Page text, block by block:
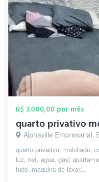
R$ 3.000,00 por mês
quarto privativo
Alphaville Empresarial,
quarto privativo, mobiliado,
luz, net, agua, gás)
tudo .maquina de lavar...